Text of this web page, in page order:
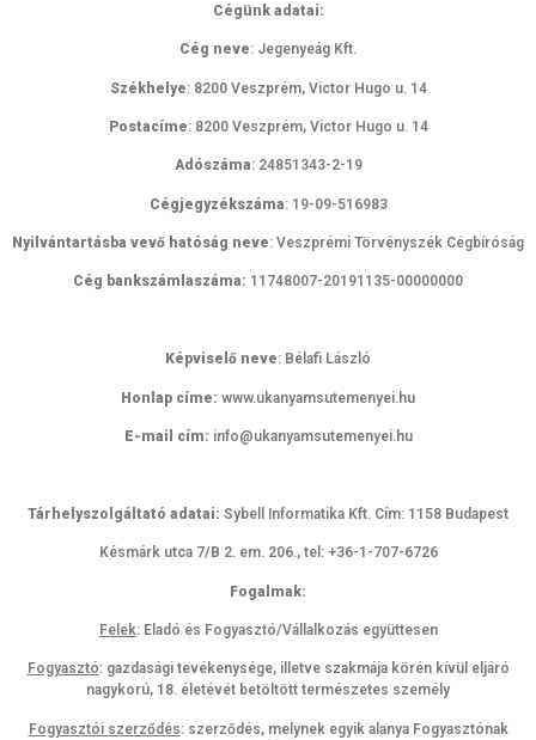
Cégünk adatai:
Cég neve: Jegenyeág Kft.
Székhelye: 8200 Veszprém, Victor Hugo u. 14
Postacíme: 8200 Veszprém, Victor Hugo u. 14
Adószáma: 24851343-2-19
Cégjegyzékszáma: 19-09-516983
Nyilvántartásba vevő hatóság neve: Veszprémi Törvényszék Cégbíróság
Cég bankszámlaszáma: 11748007-20191135-00000000
Képviselő neve: Bélafi László
Honlap címe: www.ukanyamsutemenyei.hu
E-mail cím: info@ukanyamsutemenyei.hu
Tárhelyszolgáltató adatai: Sybell Informatika Kft. Cím: 1158 Budapest
Késmárk utca 7/B 2. em. 206., tel: +36-1-707-6726
Fogalmak:
Felek: Eladó és Fogyasztó/Vállalkozás együttesen
Fogyasztó: gazdasági tevékenysége, illetve szakmája körén kívül eljáró
nagykorú, 18. életévét betöltött természetes személy
Fogyasztói szerződés: szerződés, melynek egyik alanya Fogyasztónak